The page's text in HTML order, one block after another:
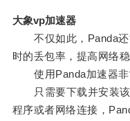
大象vp加速器
不仅如此，Panda还
时的丢包率，提高网络
使用Panda加速器非
只需要下载并安装该
程序或者网络连接，